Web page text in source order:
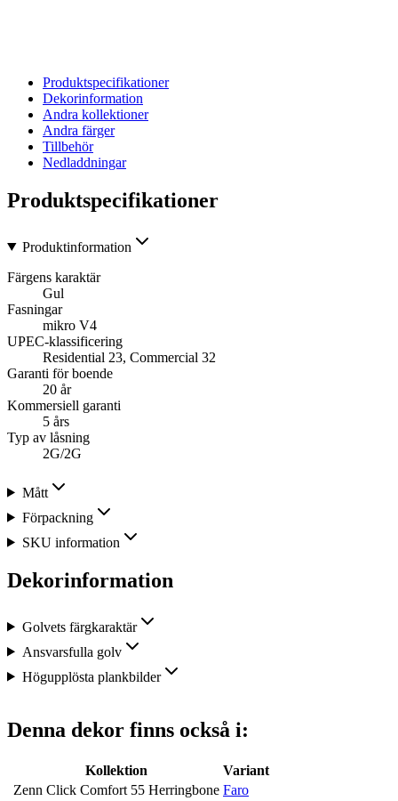
Produktspecifikationer
Dekorinformation
Andra kollektioner
Andra färger
Tillbehör
Nedladdningar
Produktspecifikationer
Produktinformation
Färgens karaktär
Gul
Fasningar
mikro V4
UPEC-klassificering
Residential 23, Commercial 32
Garanti för boende
20 år
Kommersiell garanti
5 års
Typ av låsning
2G/2G
Mått
Förpackning
SKU information
Dekorinformation
Golvets färgkaraktär
Ansvarsfulla golv
Högupplösta plankbilder
Denna dekor finns också i:
Kollektion
Variant
Zenn Click Comfort 55 Herringbone Faro